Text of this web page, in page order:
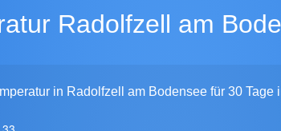
Radolfzell am
in Radolfzell am Bodensee für 30 Tage